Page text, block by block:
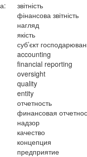
звітність
фінансова звітність
нагляд
якість
суб’єкт
accounting
financial reporting
oversight
quality
entity
отчетность
финансовая
надзор
качество
концепция
предприятие